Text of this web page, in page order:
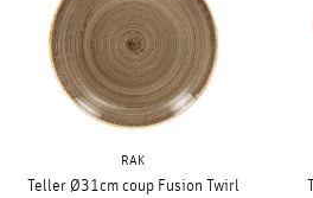
RAK
Teller Ø31cm coup Fusion Twirl